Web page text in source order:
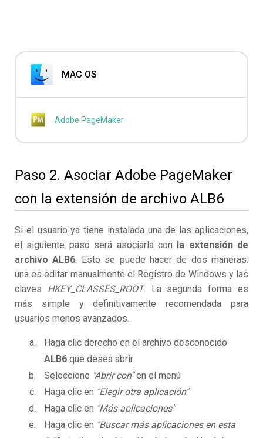
MAC OS
Adobe PageMaker
Paso 2. Asociar Adobe PageMaker
con la extensión de archivo ALB6
Si el usuario ya tiene instalada una de las aplicaciones,
el siguiente paso será asociarla con la extensión de
archivo ALB6. Esto se puede hacer de dos maneras:
una es editar manualmente el Registro de Windows y las
claves HKEY_CLASSES_ROOT. La segunda forma es
más simple y definitivamente recomendada para
usuarios menos avanzados.
Haga clic derecho en el archivo desconocido
ALB6 que desea abrir
Seleccione "Abrir con"en el menú
Haga clic en "Elegir otra aplicación"
Haga clic en "Más aplicaciones"
Haga clic en "Buscar más aplicaciones en esta